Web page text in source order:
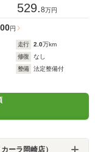
529.8万円
円
走行 2.0万km
修復
なし
整備
法定整備付
ーラ岡崎店）